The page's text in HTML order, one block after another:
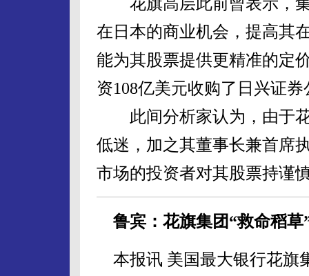
在日本的商业机会，提高其
能为其股票提供更精准的定
资108亿美元收购了日兴证券
此间分析家认为，由于花
低迷，加之其董事长兼首席
市场的投资者对其股票持谨
鲁宾：花旗集团“救命稻草
本报讯 美国最大银行花旗